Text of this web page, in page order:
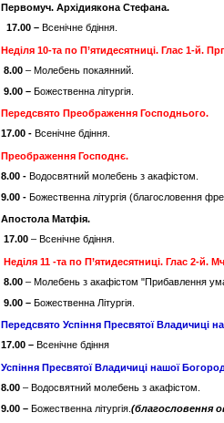
Первомуч. Архідиякона Стефана.
17.00 – Всенічне бдіння.
Неділя 10-та по П’ятидесятниці. Глас 1-й.
8.00 – Молебень покаянний.
9.00 – Божественна літургія.
Передсвято Преображення Господнього.
17.00 - Всенічне бдіння.
Преображення Господнє.
8.00 - Водосвятний молебень з акафістом.
9.00 - Божественна літургія (благословення
Апостола Матфія.
17.00 – Всенічне бдіння.
Неділя 11 -та по П’ятидесятниці. Глас 2-й.
8.00 – Молебень з акафістом "Прибавлення
9.00 – Божественна Літургія.
Передсвято Успіння Пресвятої Владичиці
17.00 – Всенічне бдіння
Успіння Пресвятої Владичиці нашої
8.00 – Водосвятний молебень з акафістом.
9.00 – Божественна літургія. (благословення